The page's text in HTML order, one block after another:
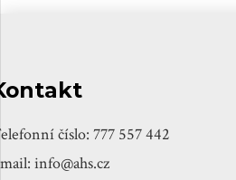
číslo: 777 557 442
info@ahs.cz